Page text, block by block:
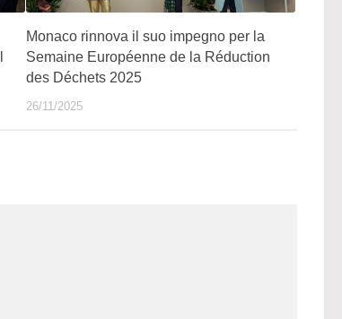
Monaco rinnova il suo impegno per la
Semaine Européenne de la Réduction
des Déchets 2025
26/11/2025